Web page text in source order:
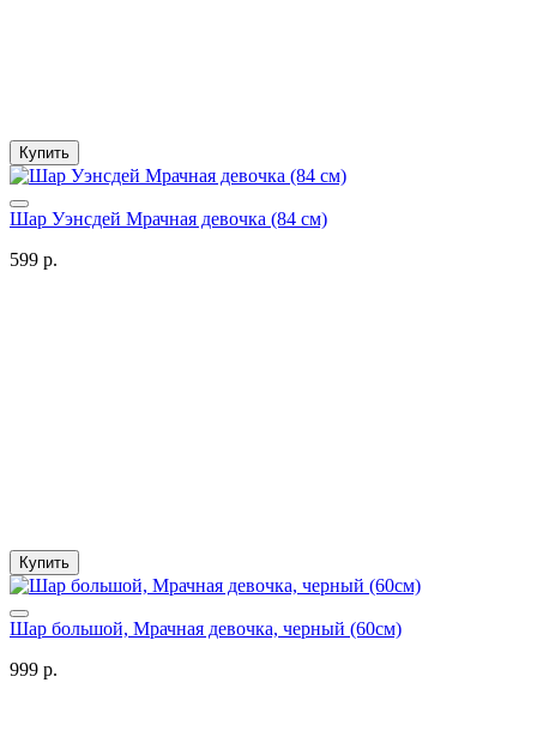
Купить
Шар Уэнсдей Мрачная девочка (84 см)
599 р.
Купить
Шар большой, Мрачная девочка, черный (60см)
999 р.